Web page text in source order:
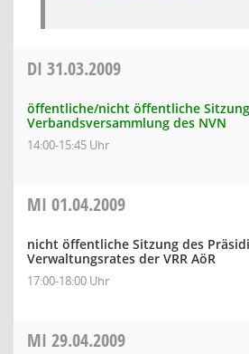
DI 31.03.2009
öffentliche/nicht öffentliche
Verbandsversammlung des NVN
14:00-15:45 Uhr
MI 01.04.2009
nicht öffentliche Sitzung des
Verwaltungsrates der VRR AöR
17:00-18:00 Uhr
MI 29.04.2009